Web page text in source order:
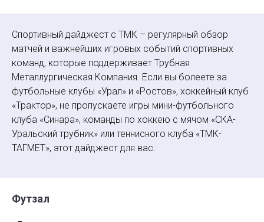
Спортивный дайджест с ТМК – регулярный обзор
матчей и важнейших игровых событий спортивных
команд, которые поддерживает Трубная
Металлургическая Компания. Если вы болеете за
футбольные клубы «Урал» и «Ростов», хоккейный клуб
«Трактор», не пропускаете игры мини-футбольного
клуба «Синара», команды по хоккею с мячом «СКА-
Уральский трубник» или теннисного клуба «ТМК-
ТАГМЕТ», этот дайджест для вас.
Футзал